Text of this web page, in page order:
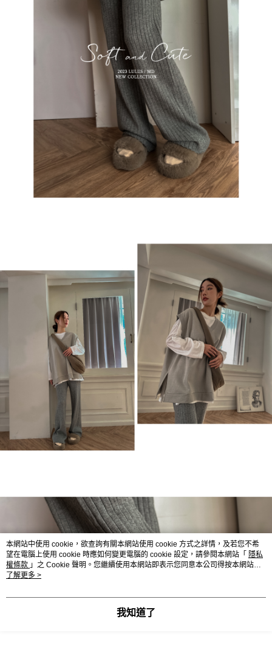
本網站中使用 cookie，欲查詢有關本網站使用 cookie 方式之詳情，及若您不希
望在電腦上使用 cookie 時應如何變更電腦的 cookie 設定，請參閱本網站「 隱私
權條款 」之 Cookie 聲明。您繼續使用本網站即表示您同意本公司得按本網站使
用條款之 Cookie 聲明使用 cookie。
了解更多 >
我知道了